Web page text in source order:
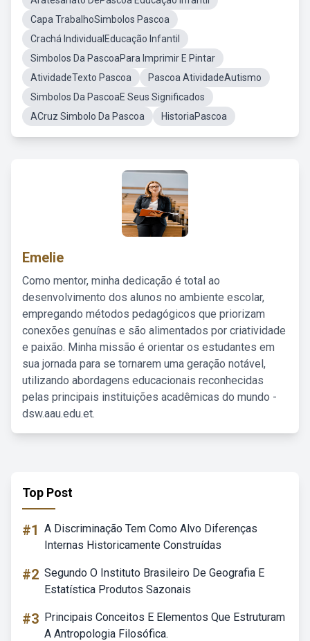
Capa TrabalhoSimbolos Pascoa
Crachá IndividualEducação Infantil
Simbolos Da PascoaPara Imprimir E Pintar
AtividadeTexto Pascoa
Pascoa AtividadeAutismo
Simbolos Da PascoaE Seus Significados
ACruz Simbolo Da Pascoa
HistoriaPascoa
Emelie
Como mentor, minha dedicação é total ao
desenvolvimento dos alunos no ambiente escolar,
empregando métodos pedagógicos que priorizam
conexões genuínas e são alimentados por criatividade
e paixão. Minha missão é orientar os estudantes em
sua jornada para se tornarem uma geração notável,
utilizando abordagens educacionais reconhecidas
pelas principais instituições acadêmicas do mundo -
dsw.aau.edu.et.
Top Post
#1 A Discriminação Tem Como Alvo Diferenças
Internas Historicamente Construídas
#2 Segundo O Instituto Brasileiro De Geografia E
Estatística Produtos Sazonais
#3 Principais Conceitos E Elementos Que Estruturam
A Antropologia Filosófica.